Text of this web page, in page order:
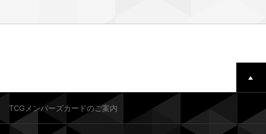
※混雑時は時間制限を設けさせていただく場合がご
TCGメンバーズカードのご案内